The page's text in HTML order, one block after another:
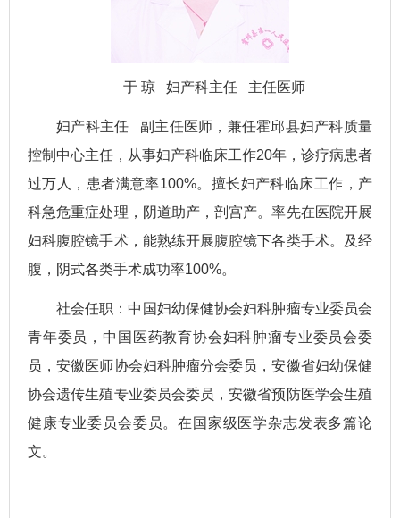
于 琼 妇产科主任 主任医师
妇产科主任 副主任医师， 兼任霍邱县妇产科质量
控制中心主任，从事妇产科临床工作20年，诊疗病患者
过万人，患者满意率100%。擅长妇产科临床工作，产
科急危重症处理，阴道助产，剖宫产。率先在医院开展
妇科腹腔镜手术，能熟练开展腹腔镜下各类手术。及经
腹，阴式各类手术成功率100%。
社会任职：中国妇幼保健协会妇科肿瘤专业委员会
青年委员，中国医药教育协会妇科肿瘤专业委员会委
员，安徽医师协会妇科肿瘤分会委员，安徽省妇幼保健
协会遗传生殖专业委员会委员，安徽省预防医学会生殖
健康专业委员会委员。在国家级医学杂志发表多篇论
文。